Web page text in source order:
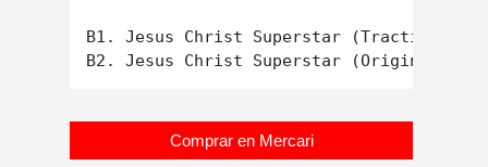
B1. Jesus Christ Superstar (Traction
Comprar en Mercari